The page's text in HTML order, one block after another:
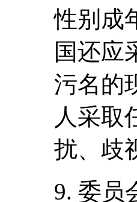
性别成
国还应
污名的
人采取
扰、歧
9. 委员